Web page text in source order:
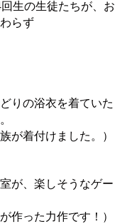
生の生徒たちが、お
らず
りの浴衣を着ていた
が着付けました。）
が、楽しそうなゲー
作った力作です！）